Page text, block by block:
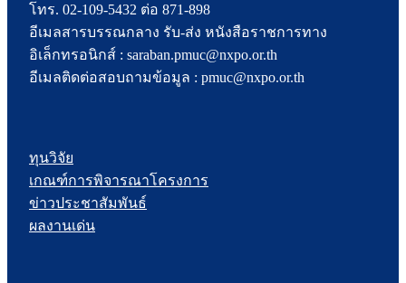
โทร. 02-109-5432 ต่อ 871-898
อีเมลสารบรรณกลาง รับ-ส่ง หนังสือราชการทาง
อิเล็กทรอนิกส์ : saraban.pmuc@nxpo.or.th
อีเมลติดต่อสอบถามข้อมูล : pmuc@nxpo.or.th
ทุนวิจัย
เกณฑ์การพิจารณาโครงการ
ข่าวประชาสัมพันธ์
ผลงานเด่น